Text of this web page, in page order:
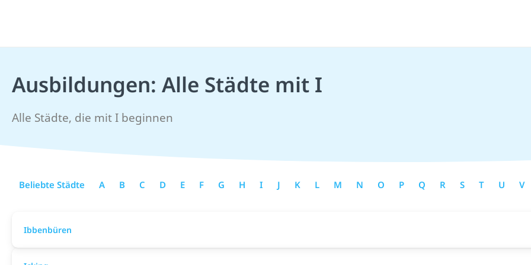
Ausbildungen: Alle Städte mit I
Alle Städte, die mit I beginnen
Beliebte Städte A B C D E F G H I J K L M N O P Q R S T U V
Ibbenbüren